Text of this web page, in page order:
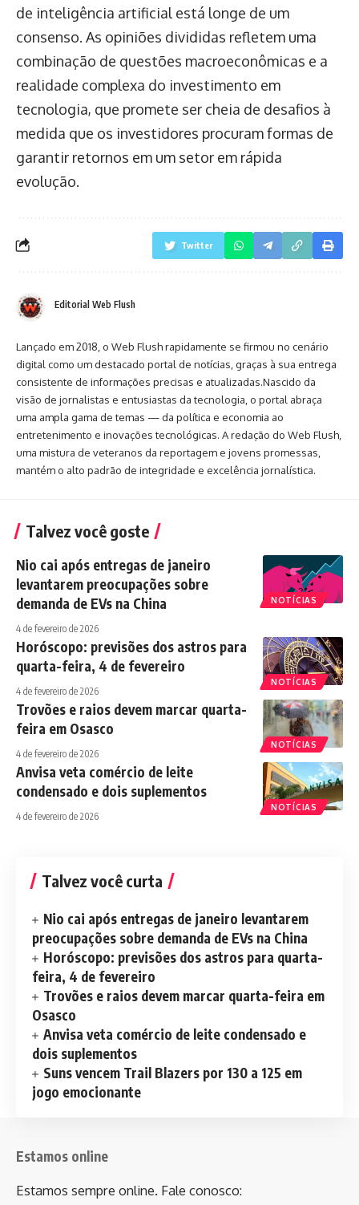
de inteligência artificial está longe de um
consenso. As opiniões divididas refletem uma
combinação de questões macroeconômicas e a
realidade complexa do investimento em
tecnologia, que promete ser cheia de desafios à
medida que os investidores procuram formas de
garantir retornos em um setor em rápida
evolução.
Twitter
Editorial Web Flush
Lançado em 2018, o Web Flush rapidamente se firmou no cenário
digital como um destacado portal de notícias, graças à sua entrega
consistente de informações precisas e atualizadas.Nascido da
visão de jornalistas e entusiastas da tecnologia, o portal abraça
uma ampla gama de temas — da política e economia ao
entretenimento e inovações tecnológicas. A redação do Web Flush,
uma mistura de veteranos da reportagem e jovens promessas,
mantém o alto padrão de integridade e excelência jornalística.
Talvez você goste
NOTÍCIAS
Nio cai após entregas de janeiro
levantarem preocupações sobre
demanda de EVs na China
4 de fevereiro de 2026
NOTÍCIAS
Horóscopo: previsões dos astros para
quarta-feira, 4 de fevereiro
4 de fevereiro de 2026
NOTÍCIAS
Trovões e raios devem marcar quarta-
feira em Osasco
4 de fevereiro de 2026
NOTÍCIAS
Anvisa veta comércio de leite
condensado e dois suplementos
4 de fevereiro de 2026
Talvez você curta
Nio cai após entregas de janeiro levantarem
preocupações sobre demanda de EVs na China
Horóscopo: previsões dos astros para quarta-
feira, 4 de fevereiro
Trovões e raios devem marcar quarta-feira em
Osasco
Anvisa veta comércio de leite condensado e
dois suplementos
Suns vencem Trail Blazers por 130 a 125 em
jogo emocionante
Estamos online
Estamos sempre online. Fale conosco: